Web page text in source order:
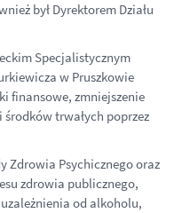
był Dyrektorem Działu
Specjalistycznym
w Pruszkowie
finansowe, zmniejszenie
trwałych poprzez
Zdrowia Psychicznego oraz
zdrowia publicznego,
od alkoholu,